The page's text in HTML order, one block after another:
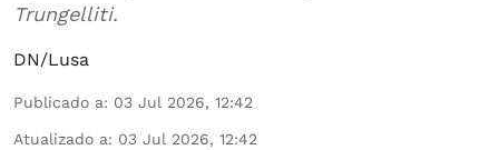
Trungelliti.
DN/Lusa
Publicado a: 03 Jul 2026, 12:42
Atualizado a: 03 Jul 2026, 12:42